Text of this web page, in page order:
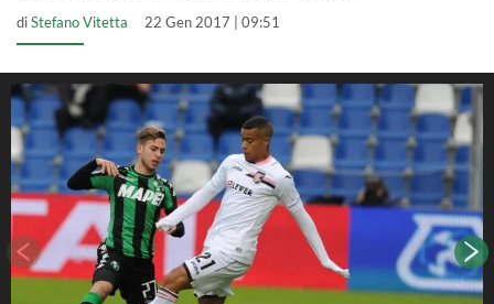
diStefano Vitetta 22 Gen 2017 | 09:51